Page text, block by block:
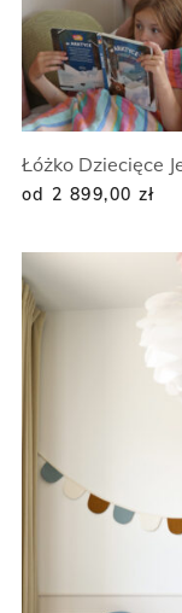
Łóżko Dziecięce
od 2 899,00 zł